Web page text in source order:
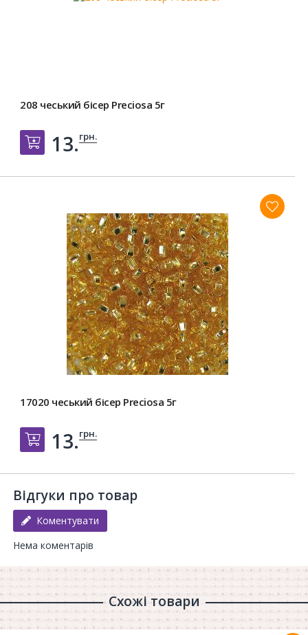
208 чеський бісер Preciosa 5г
Добавить в корзину
13.грн.
17020 чеський бісер Preciosa 5г
Добавить в корзину
13.грн.
Відгуки про товар
Коментувати
Нема коментарів
Схожі товари